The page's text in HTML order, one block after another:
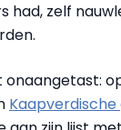
had, zelf
onaangetast: